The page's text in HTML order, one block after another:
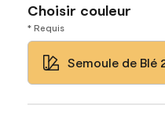
Choisir couleur
* Requis
Semoule de Blé